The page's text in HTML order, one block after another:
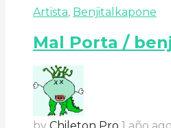
Artista, Benjitalkapone
Mal Porta /